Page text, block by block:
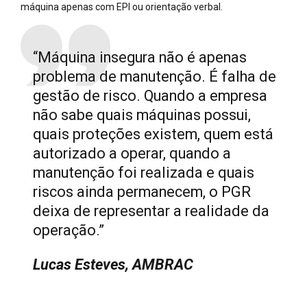
máquina apenas com EPI ou orientação verbal.
“Máquina insegura não é apenas
problema de manutenção. É falha de
gestão de risco. Quando a empresa
não sabe quais máquinas possui,
quais proteções existem, quem está
autorizado a operar, quando a
manutenção foi realizada e quais
riscos ainda permanecem, o PGR
deixa de representar a realidade da
operação.”
Lucas Esteves, AMBRAC